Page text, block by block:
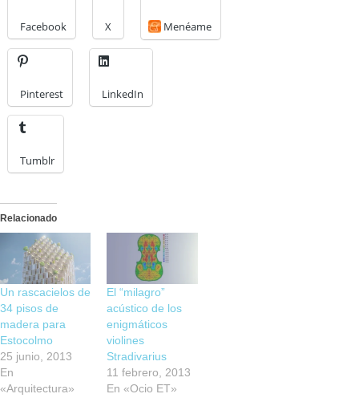
Facebook X Menéame
Pinterest LinkedIn
Tumblr
Relacionado
Un rascacielos de
34 pisos de
madera para
Estocolmo
25 junio, 2013
En
«Arquitectura»
El “milagro”
acústico de los
enigmáticos
violines
Stradivarius
11 febrero, 2013
En «Ocio ET»